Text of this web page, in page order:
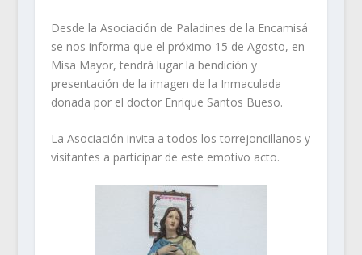
Desde la Asociación de Paladines de la Encamisá
se nos informa que el próximo 15 de Agosto, en
Misa Mayor, tendrá lugar la bendición y
presentación de la imagen de la Inmaculada
donada por el doctor Enrique Santos Bueso.
La Asociación invita a todos los torrejoncillanos y
visitantes a participar de este emotivo acto.